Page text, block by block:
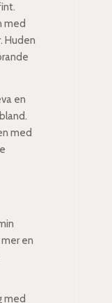
med
Huden
en
med
en
med